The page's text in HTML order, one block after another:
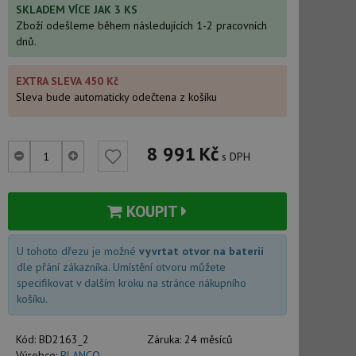
SKLADEM VÍCE JAK 3 KS
Zboží odešleme během následujících 1-2 pracovních
dnů.
EXTRA SLEVA 450 Kč
Sleva bude automaticky odečtena z košíku
8 991 Kč s DPH
KOUPIT
U tohoto dřezu je možné vyvrtat otvor na baterii
dle přání zákazníka. Umístění otvoru můžete
specifikovat v dalším kroku na stránce nákupního
košíku.
Kód: BD2163_2 Záruka:24 měsíců